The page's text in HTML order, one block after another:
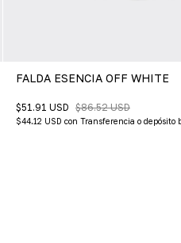
FALDA ESENCIA OFF WHITE
$51.91 USD $86.52 USD
$44.12 USD con Transferencia o depósito